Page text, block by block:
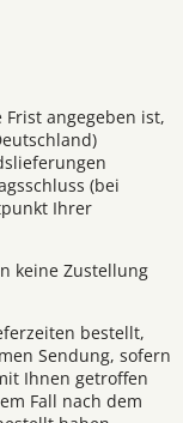
angegeben ist,
(bei
Ihrer
keine Zustellung
bestellt,
Sendung, sofern
Ihnen getroffen
Fall nach dem